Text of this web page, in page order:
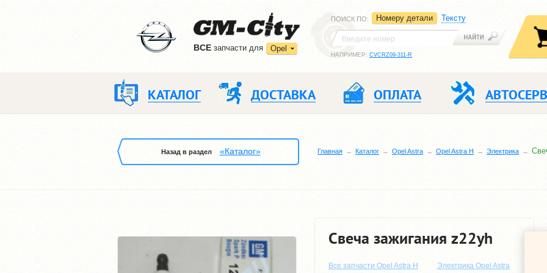
ВCE запчасти для Opel
ПОИСК ПО: Номеру детали Тексту
НАПРИМЕР: CVCRZ09-311-R
КАТАЛОГ ДОСТАВКА ОПЛАТА
Назад в раздел «Каталог» Главная Каталог Opel Astra Opel Astra H Электрика
Свеча зажигания z22yh
Все запчасти Opel Astra H
Электрика Opel Astra